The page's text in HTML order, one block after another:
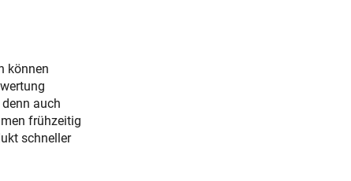
können
auch
frühzeitig
schneller